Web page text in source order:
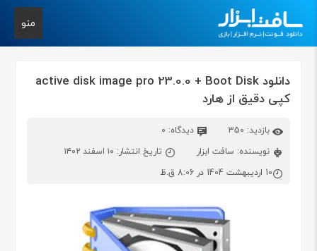
منو
دانلود active disk image pro 23.0.0 + Boot Disk
کپی دقیق از هارد
بازدید: 350
دیدگاه: 0
نویسنده: سافت ابزار
تاریخ انتشار: ۱۰ اسفند ۱۴۰۲
10 اردیبهشت 1404 در 8:06 ق.ظ